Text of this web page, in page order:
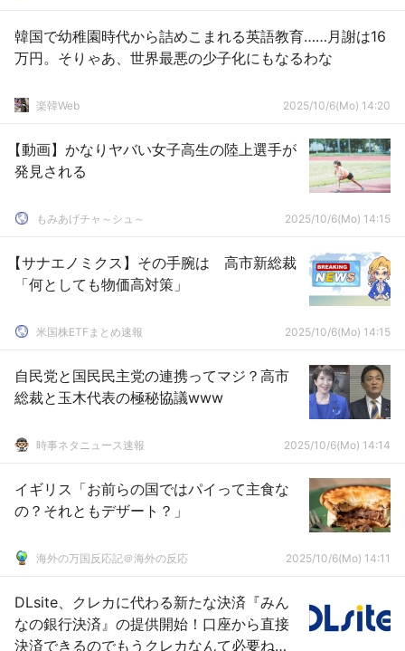
韓国で幼稚園時代から詰めこまれる英語教育……月謝は16
万円。そりゃあ、世界最悪の少子化にもなるわな
楽韓Web 2025/10/6(Mo) 14:20
【動画】かなりヤバい女子高生の陸上選手が
発見される
もみあげチャ～シュ～ 2025/10/6(Mo) 14:15
【サナエノミクス】その手腕は 高市新総裁
「何としても物価高対策」
米国株ETFまとめ速報 2025/10/6(Mo) 14:15
自民党と国民民主党の連携ってマジ？高市
総裁と玉木代表の極秘協議www
時事ネタニュース速報 2025/10/6(Mo) 14:14
イギリス「お前らの国ではパイって主食な
の？それともデザート？」
海外の万国反応記＠海外の反応 2025/10/6(Mo) 14:11
DLsite、クレカに代わる新たな決済『みん
なの銀行決済』の提供開始！口座から直接
決済できるのでもうクレカなんて必要ね